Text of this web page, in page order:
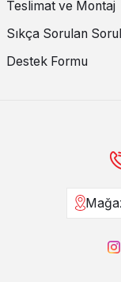
Teslimat ve Montaj
Sıkça Sorulan
Destek Formu